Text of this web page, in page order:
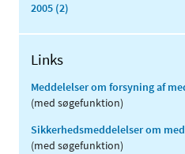
2005 (2)
Links
Meddelelser om forsyning af
(med søgefunktion)
Sikkerhedsmeddelelser om
(med søgefunktion)